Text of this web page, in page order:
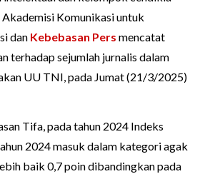
Komunikasi untuk
dan Kebebasan Pers mencatat
terhadap sejumlah jurnalis dalam
UU TNI, pada Jumat (21/3/2025)
Tifa, pada tahun 2024 Indeks
2024 masuk dalam kategori agak
baik 0,7 poin dibandingkan pada